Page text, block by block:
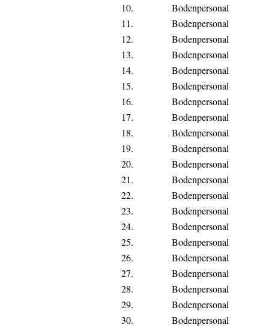
10.
Bodenpersonal
11.
Bodenpersonal
12.
Bodenpersonal
13.
Bodenpersonal
14.
Bodenpersonal
15.
Bodenpersonal
16.
Bodenpersonal
17.
Bodenpersonal
18.
Bodenpersonal
19.
Bodenpersonal
20.
Bodenpersonal
21.
Bodenpersonal
22.
Bodenpersonal
23.
Bodenpersonal
24.
Bodenpersonal
25.
Bodenpersonal
26.
Bodenpersonal
27.
Bodenpersonal
28.
Bodenpersonal
29.
Bodenpersonal
30.
Bodenpersonal